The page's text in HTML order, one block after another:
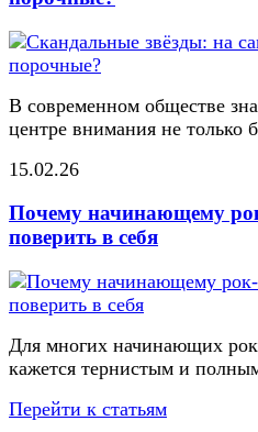
В современном обществе
центре внимания не только
15.02.26
Почему начинающему
поверить в себя
Для многих начинающих
кажется тернистым и
Перейти к статьям